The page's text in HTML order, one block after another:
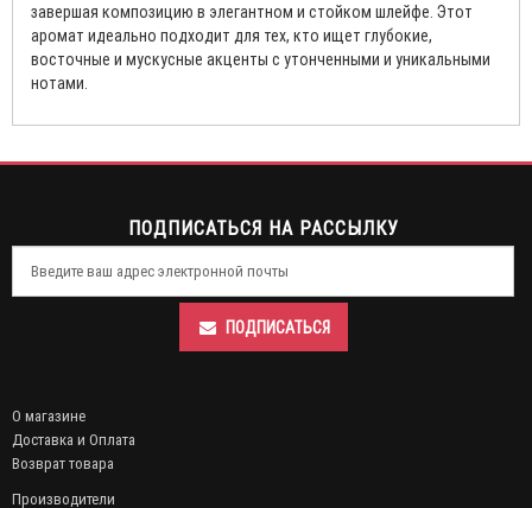
завершая композицию в элегантном и стойком шлейфе. Этот
аромат идеально подходит для тех, кто ищет глубокие,
восточные и мускусные акценты с утонченными и уникальными
нотами.
ПОДПИСАТЬСЯ НА РАССЫЛКУ
ПОДПИСАТЬСЯ
О магазине
Доставка и Оплата
Возврат товара
Производители